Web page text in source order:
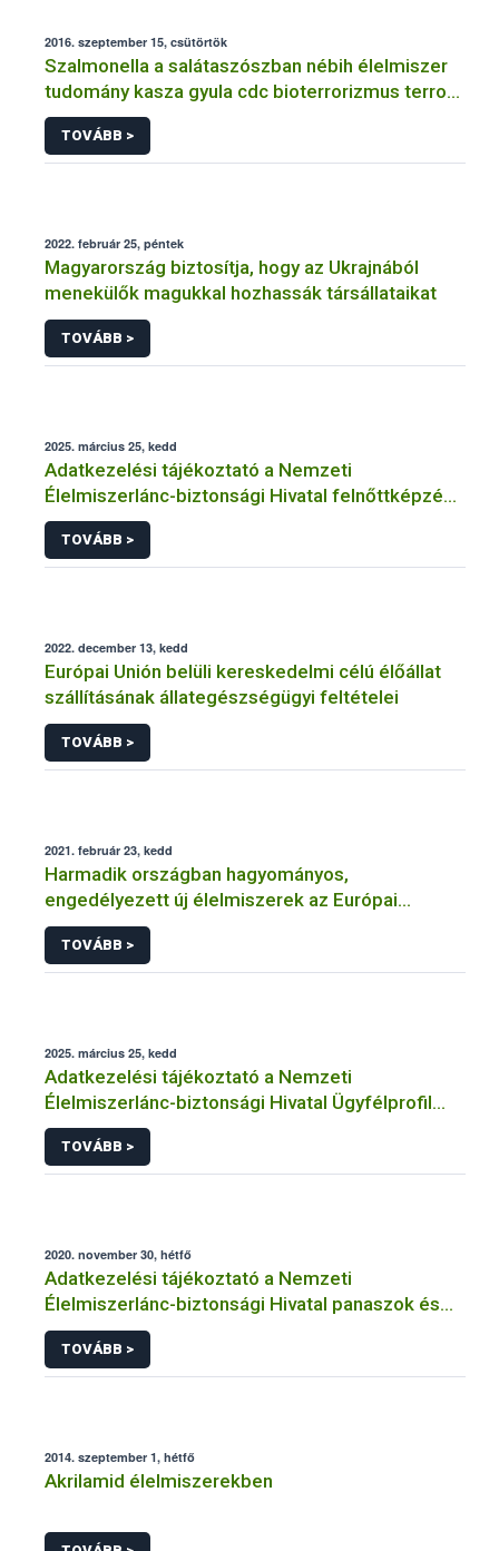
2016. szeptember 15, csütörtök
Szalmonella a salátaszószban nébih élelmiszer
tudomány kasza gyula cdc bioterrorizmus terror
lépfene
TOVÁBB >
2022. február 25, péntek
Magyarország biztosítja, hogy az Ukrajnából
menekülők magukkal hozhassák társállataikat
TOVÁBB >
2025. március 25, kedd
Adatkezelési tájékoztató a Nemzeti
Élelmiszerlánc-biztonsági Hivatal felnőttképzési
tevékenységéhez kapcsolódó adatkezeléséhez
TOVÁBB >
2022. december 13, kedd
Európai Unión belüli kereskedelmi célú élőállat
szállításának állategészségügyi feltételei
TOVÁBB >
2021. február 23, kedd
Harmadik országban hagyományos,
engedélyezett új élelmiszerek az Európai
Unióban
TOVÁBB >
2025. március 25, kedd
Adatkezelési tájékoztató a Nemzeti
Élelmiszerlánc-biztonsági Hivatal Ügyfélprofil
Rendszerben kistermelői tevékenység
témakörben intézhető közhatalmi eljárásaihoz
kapcsolódó adatkezeléséhez
TOVÁBB >
2020. november 30, hétfő
Adatkezelési tájékoztató a Nemzeti
Élelmiszerlánc-biztonsági Hivatal panaszok és
közérdekű bejelentések kezeléséhez
kapcsolódó adatkezeléséhez
TOVÁBB >
2014. szeptember 1, hétfő
Akrilamid élelmiszerekben